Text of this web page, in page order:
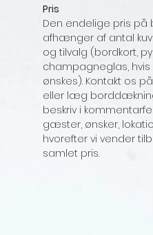
Pris
Den endelige pris
afhænger af antal
og tilvalg (bordkort,
champagneglas, hvis
ønskes). Kontakt os
eller læg
beskriv i
gæster, ønsker,
hvorefter vi vender
samlet pris.